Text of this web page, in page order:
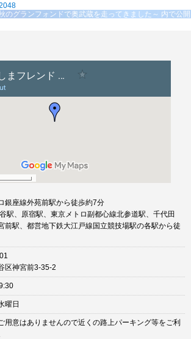
のグランフォンドで奥武蔵を走ってきました～ 内で公開
銀座線外苑前駅から徒歩約7分
駅、原宿駅、東京メトロ副都心線北参道駅、千代田
前駅、都営地下鉄大江戸線国立競技場駅の各駅から徒
区神宮前3-35-2
曜日
用意はありませんので近くの路上パーキング等をご利